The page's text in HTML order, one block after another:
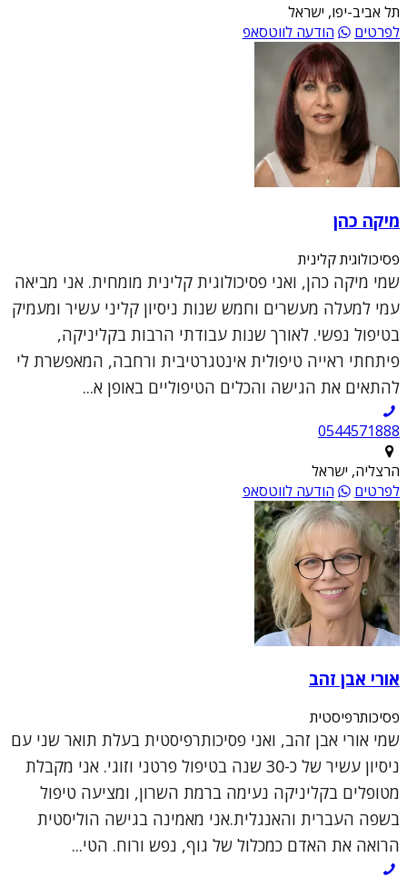
תל אביב-יפו, ישראל
לפרטים
הודעה לווטסאפ
מיקה כהן
פסיכולוגית קלינית
שמי מיקה כהן, ואני פסיכולוגית קלינית מומחית. אני מביאה
עמי למעלה מעשרים וחמש שנות ניסיון קליני עשיר ומעמיק
בטיפול נפשי. לאורך שנות עבודתי הרבות בקליניקה,
פיתחתי ראייה טיפולית אינטגרטיבית ורחבה, המאפשרת לי
להתאים את הגישה והכלים הטיפוליים באופן א...
0544571888
הרצליה, ישראל
לפרטים
הודעה לווטסאפ
אורי אבן זהב
פסיכותרפיסטית
שמי אורי אבן זהב, ואני פסיכותרפיסטית בעלת תואר שני עם
ניסיון עשיר של כ-30 שנה בטיפול פרטני וזוגי. אני מקבלת
מטופלים בקליניקה נעימה ברמת השרון, ומציעה טיפול
בשפה העברית והאנגלית.אני מאמינה בגישה הוליסטית
הרואה את האדם כמכלול של גוף, נפש ורוח. הטי...